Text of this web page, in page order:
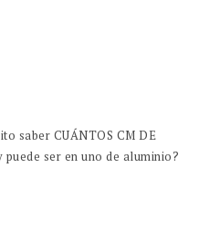
saber CUÁNTOS CM DE
puede ser en uno de aluminio?